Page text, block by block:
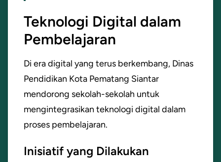
Teknologi Digital dalam
Pembelajaran
Di era digital yang terus berkembang, Dinas
Pendidikan Kota Pematang Siantar
mendorong sekolah-sekolah untuk
mengintegrasikan teknologi digital dalam
proses pembelajaran.
Inisiatif yang Dilakukan